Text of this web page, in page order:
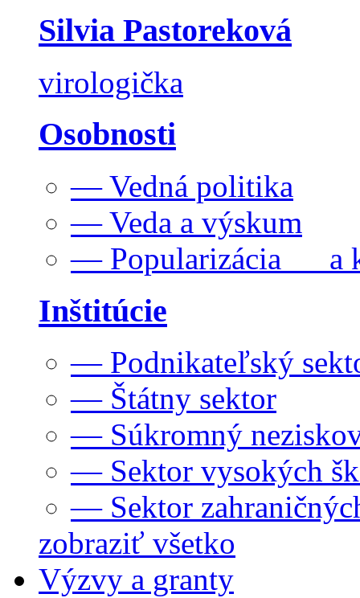
Silvia Pastoreková
virologička
Osobnosti
— Vedná politika
— Veda a výskum
— Popularizácia a
Inštitúcie
— Podnikateľský
— Štátny sektor
— Súkromný
— Sektor vysokých
— Sektor
zobraziť všetko
Výzvy a granty